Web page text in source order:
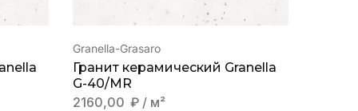
Granella-Grasaro
Гранит керамический Granella
G-40/MR
2160,00 ₽ / м²